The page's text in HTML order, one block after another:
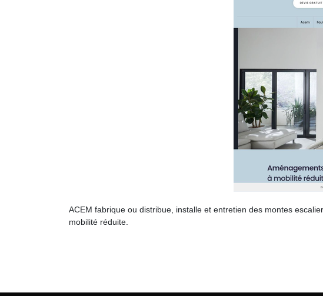
ACEM fabrique ou distribue, installe et entretien des montes
mobilité réduite.